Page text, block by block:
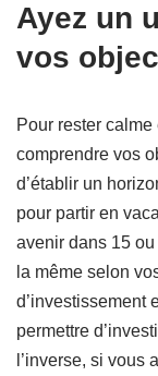
Ayez un
vos
Pour rester
comprendre vos
d’établir un
pour partir en
avenir dans 15 ou
la même selon
d’investissement
permettre
l’inverse, si vous